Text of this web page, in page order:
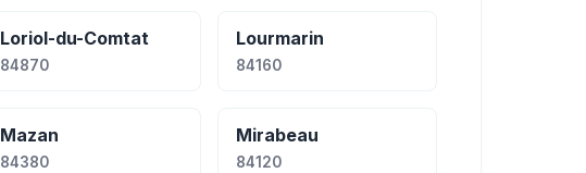
Loriol-du-Comtat
84870
Lourmarin
84160
Mazan
84380
Mirabeau
84120